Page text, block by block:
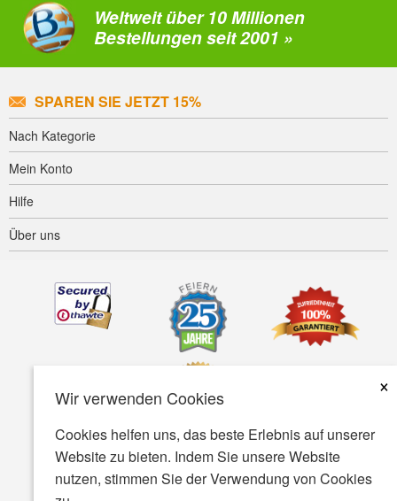
Wir verwenden Cookies
×
Cookies helfen uns, das beste Erlebnis auf unserer
Website zu bieten. Indem Sie unsere Website
nutzen, stimmen Sie der Verwendung von Cookies
Weltweit über 10 Millionen
Bestellungen seit 2001 »
SPAREN SIE JETZT 15%
Nach Kategorie
Mein Konto
Hilfe
Über uns